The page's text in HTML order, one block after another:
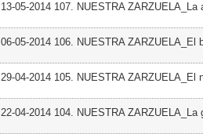
13-05-2014 107. NUESTRA
06-05-2014 106. NUESTRA ZARZUELA_El
29-04-2014 105. NUESTRA ZARZUELA_El
22-04-2014 104. NUESTRA